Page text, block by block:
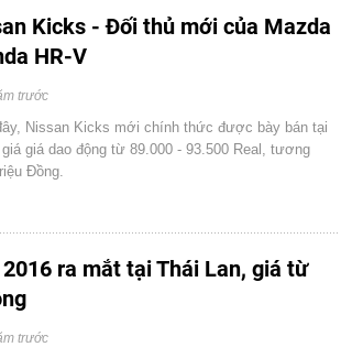
Kicks - Đối thủ mới của Mazda
HR-V
trước
Nissan Kicks mới chính thức được bày bán tại
giá dao động từ 89.000 - 93.500 Real, tương
Đồng.
ra mắt tại Thái Lan, giá từ
trước